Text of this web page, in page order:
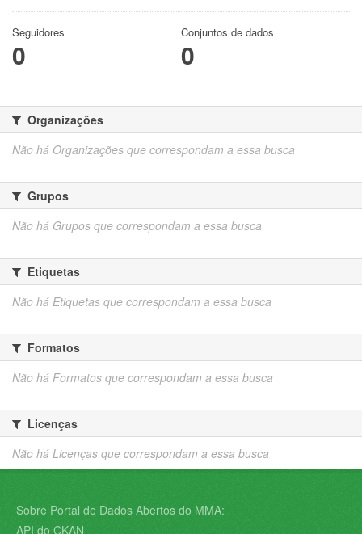
Seguidores
0
Conjuntos de dados
0
Organizações
Não há Organizações que correspondam a essa busca
Grupos
Não há Grupos que correspondam a essa busca
Etiquetas
Não há Etiquetas que correspondam a essa busca
Formatos
Não há Formatos que correspondam a essa busca
Licenças
Não há Licenças que correspondam a essa busca
Sobre Portal de Dados Abertos do MMA:
API do CKAN